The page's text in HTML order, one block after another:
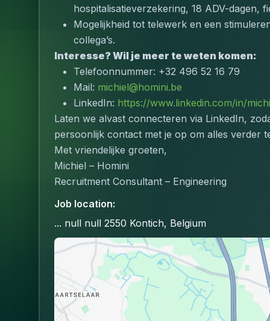
hospitalisatieverzekering, 18 ADV-dagen,
Mogelijkheid tot telewerk en een
collega’s.
Interesse? Wil je meer te weten komen:
Telefoonnummer: +32 496 52 16 79
Mail: michiel@homini.be
LinkedIn: https://www.linkedin.com/in/
Laten we alvast connecteren via LinkedIn,
persoonlijk contact met je op om alles verder
Met vriendelijke groeten,
Michiel – Homini
Recruitment Consultant – Engineering
Job location:
... null null 2550 Kontich, Belgium